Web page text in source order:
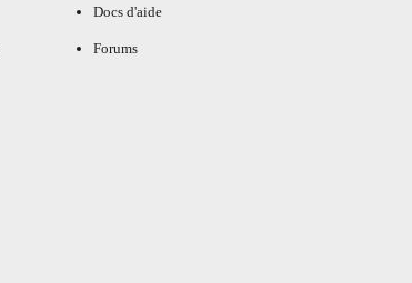
Docs d'aide
Forums